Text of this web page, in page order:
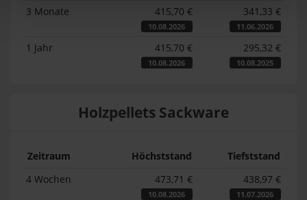
3 Monate 415,70 €
10.08.2026
341,33 €
11.06.2026
1 Jahr 415,70 €
10.08.2026
295,32 €
10.08.2025
Holzpellets Sackware
Zeitraum Höchststand
Tiefststand
4 Wochen
473,71 €
10.08.2026
438,97 €
11.07.2026